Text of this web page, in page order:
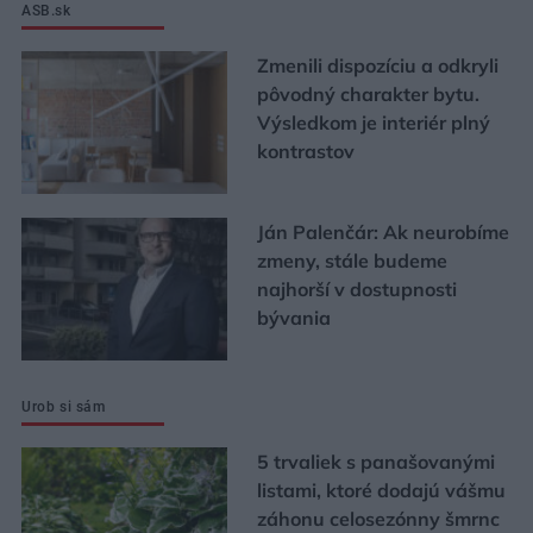
ASB.sk
Zmenili dispozíciu a odkryli
pôvodný charakter bytu.
Výsledkom je interiér plný
kontrastov
Ján Palenčár: Ak neurobíme
zmeny, stále budeme
najhorší v dostupnosti
bývania
Urob si sám
5 trvaliek s panašovanými
listami, ktoré dodajú vášmu
záhonu celosezónny šmrnc